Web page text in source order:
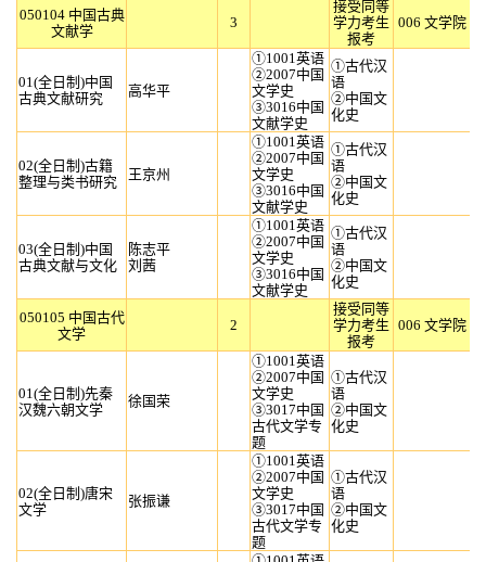
050104 中国古典
文献学
3
接受同等
学力考生
报考
006 文学院
01(全日制)中国
古典文献研究
高华平
①1001英语
②2007中国
文学史
③3016中国
文献学史
①古代汉
语
②中国文
化史
02(全日制)古籍
整理与类书研究
王京州
①1001英语
②2007中国
文学史
③3016中国
文献学史
①古代汉
语
②中国文
化史
03(全日制)中国
古典文献与文化
陈志平
刘茜
①1001英语
②2007中国
文学史
③3016中国
文献学史
①古代汉
语
②中国文
化史
050105 中国古代
文学
2
接受同等
学力考生
报考
006 文学院
01(全日制)先秦
汉魏六朝文学
徐国荣
①1001英语
②2007中国
文学史
③3017中国
古代文学专
题
①古代汉
语
②中国文
化史
02(全日制)唐宋
文学
张振谦
①1001英语
②2007中国
文学史
③3017中国
古代文学专
题
①古代汉
语
②中国文
化史